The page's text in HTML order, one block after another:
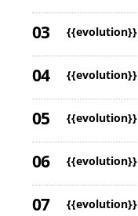
{{evolution}}
{{evolution}}
{{evolution}}
{{evolution}}
{{evolution}}